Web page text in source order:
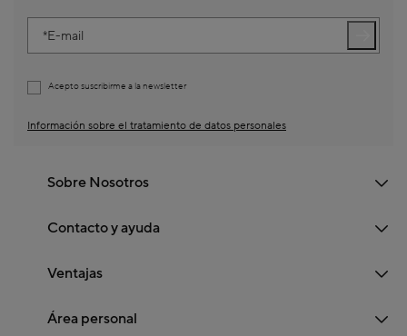
E-mail
Acepto suscribirme a la newsletter
Información sobre el tratamiento de datos personales
Sobre Nosotros
Contacto y ayuda
Ventajas
Área personal